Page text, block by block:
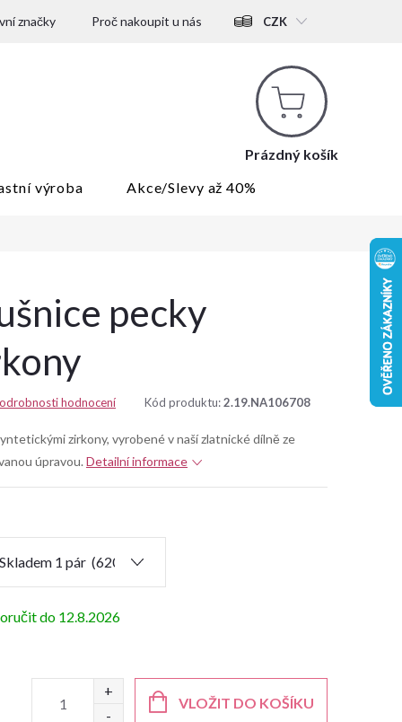
značky Proč nakoupit u nás CZK
Nákupní
košík
Prázdný košík
výroba
Akce/Slevy až 40%
pecky
hodnocení Kód produktu:2.19.NA106708
zirkony, vyrobené v naší zlatnické dílně ze
úpravou. Detailní informace
12.8.2026
VLOŽIT DO KOŠÍKU